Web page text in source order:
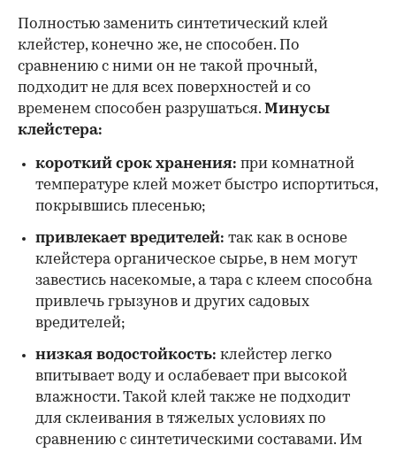
Полностью заменить синтетический клей
клейстер, конечно же, не способен. По
сравнению с ними он не такой прочный,
подходит не для всех поверхностей и со
временем способен разрушаться. Минусы
клейстера:
короткий срок хранения: при комнатной
температуре клей может быстро испортиться,
покрывшись плесенью;
привлекает вредителей: так как в основе
клейстера органическое сырье, в нем могут
завестись насекомые, а тара с клеем способна
привлечь грызунов и других садовых
вредителей;
низкая водостойкость: клейстер легко
впитывает воду и ослабевает при высокой
влажности. Такой клей также не подходит
для склеивания в тяжелых условиях по
сравнению с синтетическими составами. Им